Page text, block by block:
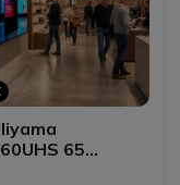
65